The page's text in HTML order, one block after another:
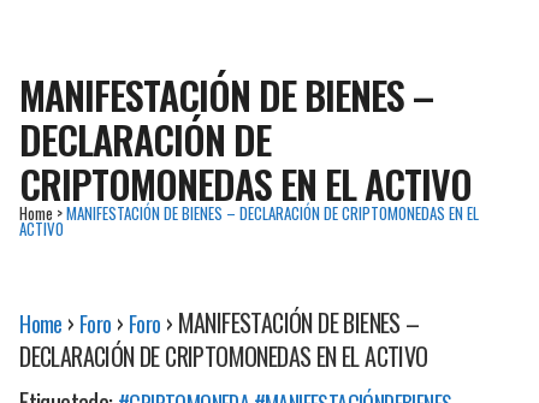
MANIFESTACIÓN DE BIENES –
DECLARACIÓN DE
CRIPTOMONEDAS EN EL ACTIVO
Home >MANIFESTACIÓN DE BIENES – DECLARACIÓN DE CRIPTOMONEDAS EN EL
ACTIVO
Home › Foro › Foro › MANIFESTACIÓN DE BIENES –
DECLARACIÓN DE CRIPTOMONEDAS EN EL ACTIVO